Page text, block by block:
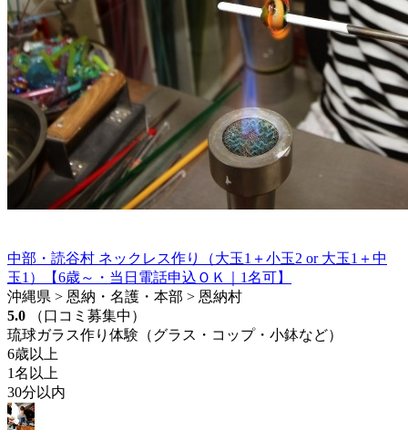
中部・読谷村 ネックレス作り（大玉1＋小玉2 or 大玉1＋中
玉1）【6歳～・当日電話申込ＯＫ｜1名可】
沖縄県 > 恩納・名護・本部 > 恩納村
5.0
（口コミ募集中）
琉球ガラス作り体験（グラス・コップ・小鉢など）
6歳以上
1名以上
30分以内